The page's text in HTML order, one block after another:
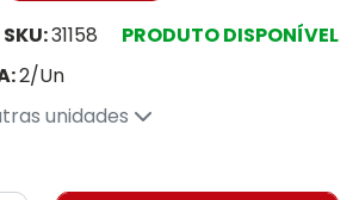
SKU:31158
PRODUTO DISPONÍVEL
2/Un
unidades